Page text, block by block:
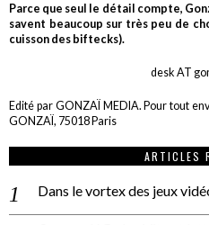
Parce que seul le détail compte,
savent beaucoup sur très peu de
cuisson des biftecks).
desk AT
Edité par GONZAÏ MEDIA. Pour tout
GONZAÏ, 75018 Paris
ARTICLES
Dans le vortex des jeux